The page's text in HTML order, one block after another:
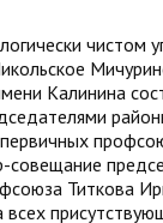
чистом
Калинина
совещание
Титкова